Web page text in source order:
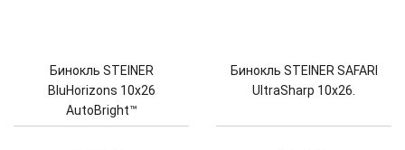
Бинокль STEINER
BluHorizons 10x26
AutoBright™
Бинокль STEINER SAFARI
UltraSharp 10x26.